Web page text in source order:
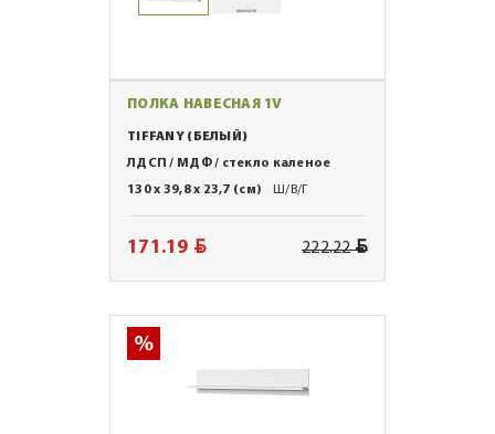
ПОЛКА НАВЕСНАЯ 1V
TIFFANY (БЕЛЫЙ)
ЛДСП / МДФ / стекло каленое
130 x 39,8 x 23,7 (см)
Ш/В/Г
171.19 BYN 222.22BYN